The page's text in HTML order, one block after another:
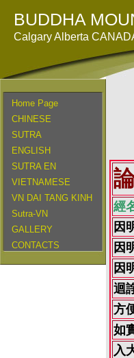
BUDDHA
Calgary Alberta
Home Page
CHINESE
SUTRA
ENGLISH
SUTRA EN
VIETNAMESE
VN DAI TANG KINH
Sutra-VN
GALLERY
CONTACTS
經
因
因
因
迴
方
如
入